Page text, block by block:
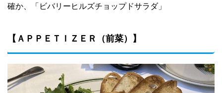
確か、「ビバリーヒルズチョップドサラダ」
【ＡＰＰＥＴＩＺＥＲ（前菜）】